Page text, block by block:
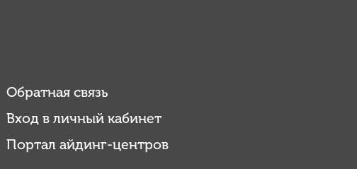
Обратная связь
Вход в личный кабинет
Портал айдинг-центров